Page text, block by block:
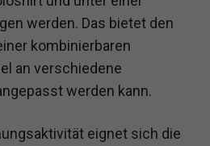
werden. Das bietet den
kombinierbaren
an verschiedene
werden kann.
eignet sich die